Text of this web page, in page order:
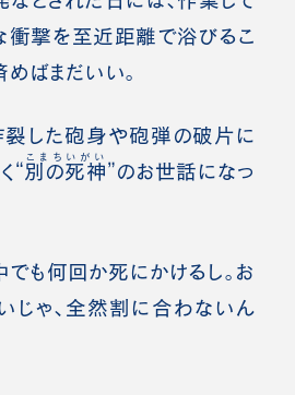
衝撃を至近距離で浴びるこ
めばまだいい。
した砲身や砲弾の破片に
“別の死神
こまちいがい
”のお世話になっ
でも何回か死にかけるし。お
じゃ、全然割に合わないん